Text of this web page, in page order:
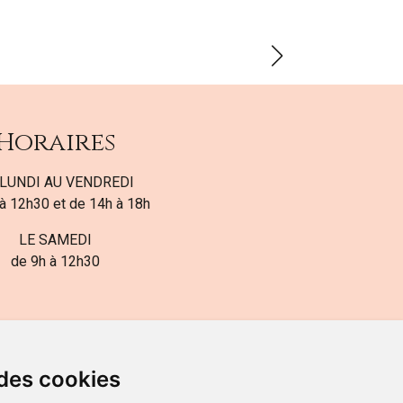
cookies
AU VENDREDI
12h30 et de 14h à 18h
LE SAMEDI
de 9h à 12h30